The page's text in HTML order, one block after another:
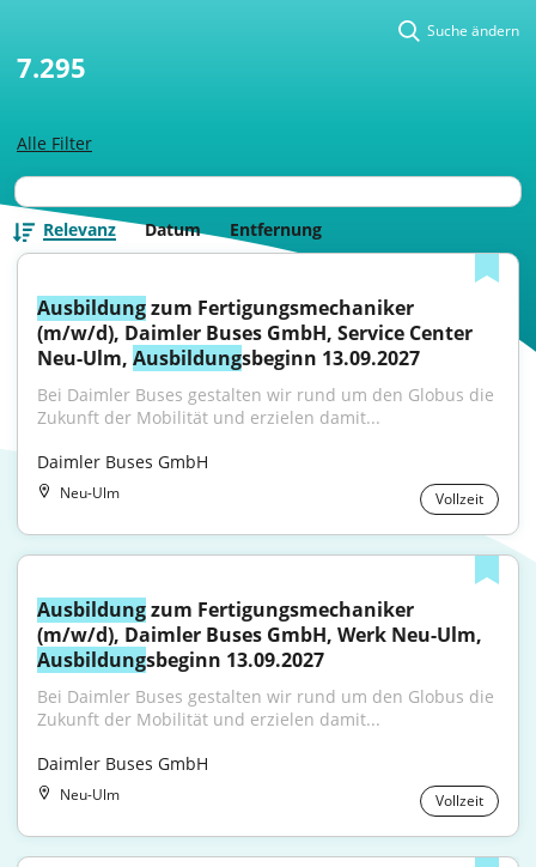
Alle Filter
Suche ändern
7.295
Relevanz Datum Entfernung
Ausbildung zum Fertigungsmechaniker
(m/w/d), Daimler Buses GmbH, Service Center
Neu-Ulm, Ausbildungsbeginn 13.09.2027
Bei Daimler Buses gestalten wir rund um den Globus die
Zukunft der Mobilität und erzielen damit...
Daimler Buses GmbH
Neu-Ulm Vollzeit
Ausbildung zum Fertigungsmechaniker
Ausbildungsbeginn 13.09.2027
Bei Daimler Buses gestalten wir rund um den Globus die
Zukunft der Mobilität und erzielen damit...
Daimler Buses GmbH
Neu-Ulm Vollzeit